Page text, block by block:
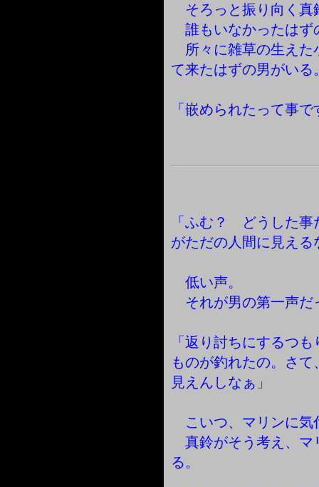
そろっと振り向く真
誰もいなかったはず
所々に雑草の生えた
て来たはずの男がいる
「嵌められたって事で
「ふむ？ どうした
がただの人間に見える
低い声。
それが男の第一声だ
「返り討ちにするつ
ものが釣れたの。さ
見えんしなぁ」
こいつ、マリンに気
真鈴がそう考え、マ
る。